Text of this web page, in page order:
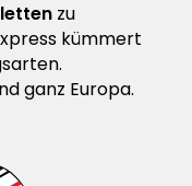
zu
kümmert
ganz Europa.